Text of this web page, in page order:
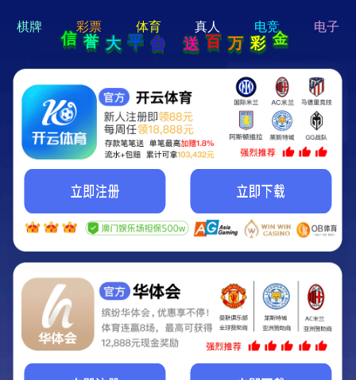
hi 💗
Hey Guys!
我们即将上线啦...